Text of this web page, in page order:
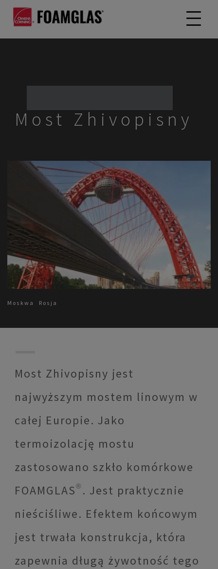
Most Zhivopisny
Moskwa Rosja
Most Zhivopisny jest
najwyższym mostem linowym w
całej Europie. Jako
termoizolację mostu
zastosowano szkło komórkowe
FOAMGLAS®. Jest praktycznie
nieściśliwe. Efektem końcowym
jest trwała konstrukcja, która
zapewnia długą żywotność tego